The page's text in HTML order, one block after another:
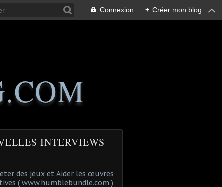
Connexion + Créer mon blog
INTERVIEWS